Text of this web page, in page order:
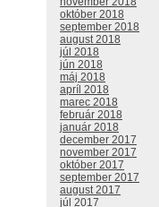
október 2018
september 2018
august 2018
júl 2018
jún 2018
máj 2018
apríl 2018
marec 2018
február 2018
január 2018
december 2017
november 2017
október 2017
september 2017
august 2017
júl 2017